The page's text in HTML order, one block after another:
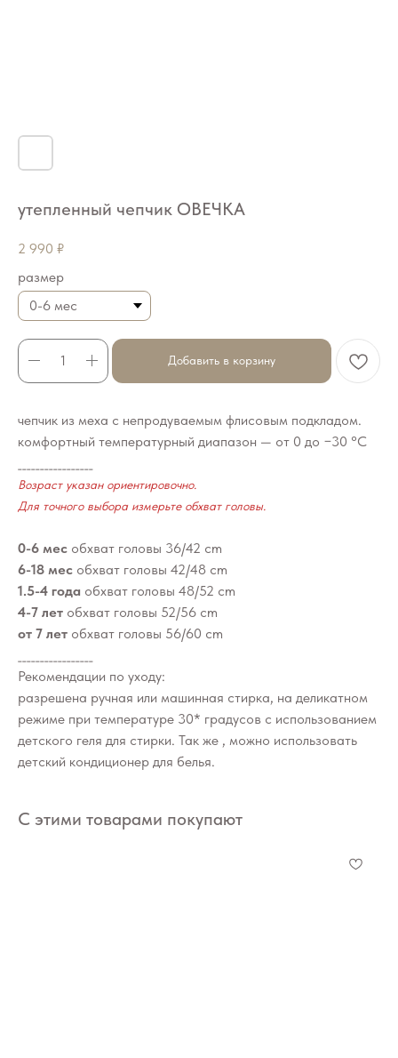
утепленный чепчик ОВЕЧКА
2 990 ₽
размер
Добавить в корзину
чепчик из меха с непродуваемым флисовым подкладом.
комфортный температурный диапазон — от 0 до −30 °C
Возраст указан ориентировочно.
Для точного выбора измерьте обхват головы.
0-6 мес обхват головы 36/42 cm
6-18 мес обхват головы 42/48 cm
1.5-4 года обхват головы 48/52 cm
4-7 лет обхват головы 52/56 cm
от 7 лет обхват головы 56/60 cm
Рекомендации по уходу:
разрешена ручная или машинная стирка, на деликатном
режиме при температуре 30* градусов с использованием
детского геля для стирки. Так же , можно использовать
детский кондиционер для белья.
С этими товарами покупают